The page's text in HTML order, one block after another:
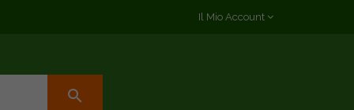
Il Mio Account
search